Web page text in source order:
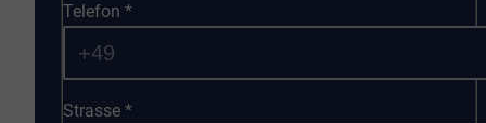
Telefon*
Strasse*